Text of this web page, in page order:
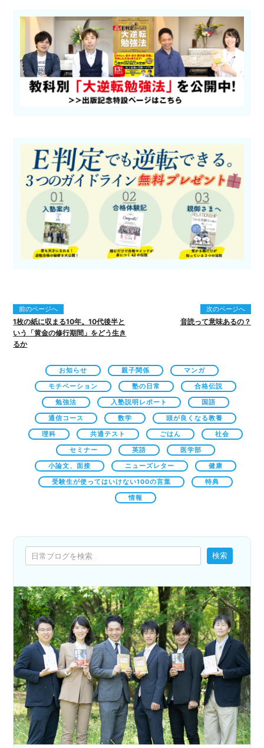
前のページへ
1枚の紙に収まる10年。10代後半と
いう「黄金の修行期間」をどう生き
るか
次のページへ
音読って意味あるの？
お知らせ 親子関係 マンガ
モチベーション 塾の日常 合格伝説
勉強法 入塾説明レポート 国語
通信コース 数学 頭が良くなる教養
理科 共通テスト ごはん 社会
セミナー 英語 医学部
小論文、面接 ニューズレター 健康
受験生が使ってはいけない100の言葉 特典
情報
検索
検索